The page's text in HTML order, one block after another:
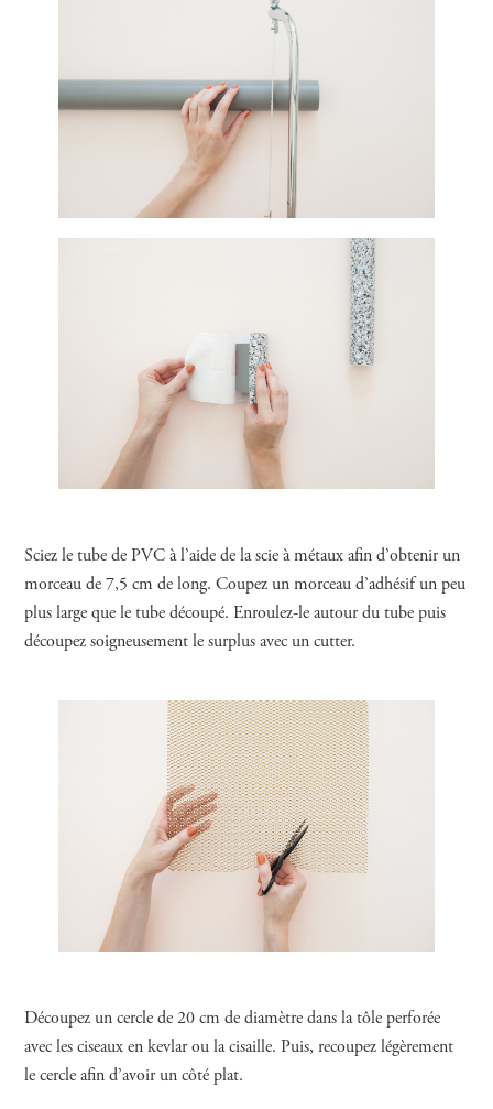
Sciez le tube de PVC à l’aide de la scie à métaux afin d’obtenir un
morceau de 7,5 cm de long. Coupez un morceau d’adhésif un peu
plus large que le tube découpé. Enroulez-le autour du tube puis
découpez soigneusement le surplus avec un cutter.
Découpez un cercle de 20 cm de diamètre dans la tôle perforée
avec les ciseaux en kevlar ou la cisaille. Puis, recoupez légèrement
le cercle afin d’avoir un côté plat.